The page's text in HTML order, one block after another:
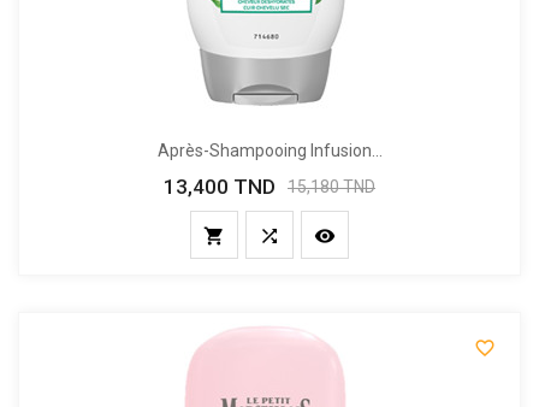
Après-Shampooing Infusion...
Prix
13,400 TND
Prix
15,180 TND
  
